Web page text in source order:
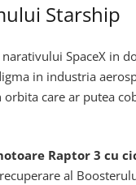
Starship
SpaceX in
in industria
care ar putea
Raptor 3 cu
al